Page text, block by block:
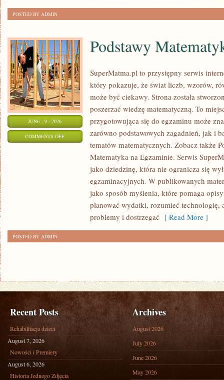
POSTED BY ADMIN
JUNE - 9 - 2026
COMMENTS OFFON
PODSTAWY
MATEMATYKI
Podstawy
SuperMatma.pl to przystępny serwis
który pokazuje, że świat liczb, wzorów,
może być ciekawy. Strona została
poszerzać wiedzę matematyczną. To
przygotowująca się do egzaminu może
zarówno podstawowych zagadnień, jak i
tematów matematycznych. Zobacz także
Matematyka na Egzaminie. Serwis
jako dziedzinę, która nie ogranicza się
egzaminacyjnych. W publikowanych
jako sposób myślenia, które pomaga
planować wydatki, rozumieć technologię,
problemy i dostrzegać [ Read More ]
POSTED BY ADMIN
Recent Posts
Rehabilitacja dzieci
August 7, 2026
Nowości i Premiery
August 6, 2026
Historia Jednego Zdjęcia
Archives
August 2026
July 2026
June 2026
May 2026